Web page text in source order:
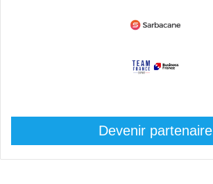
Devenir partenaire